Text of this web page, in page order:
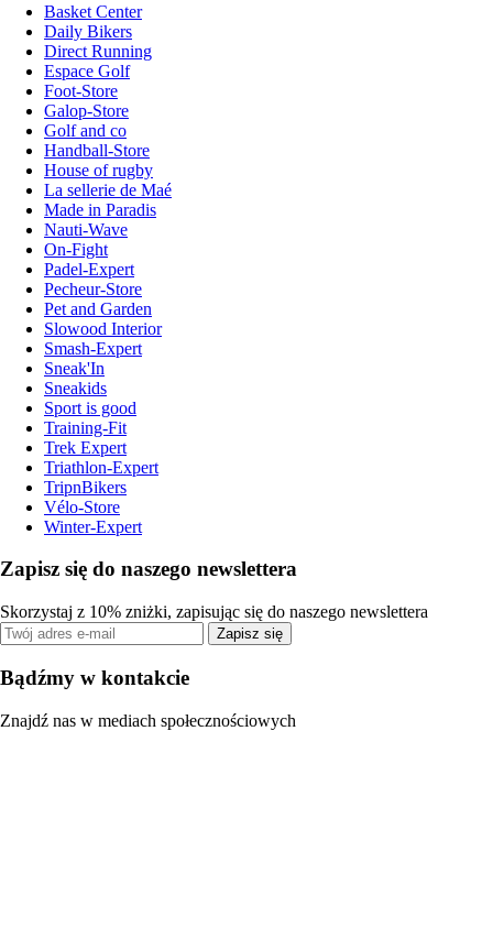
Basket Center
Daily Bikers
Direct Running
Espace Golf
Foot-Store
Galop-Store
Golf and co
Handball-Store
House of rugby
La sellerie de Maé
Made in Paradis
Nauti-Wave
On-Fight
Padel-Expert
Pecheur-Store
Pet and Garden
Slowood Interior
Smash-Expert
Sneak'In
Sneakids
Sport is good
Training-Fit
Trek Expert
Triathlon-Expert
TripnBikers
Vélo-Store
Winter-Expert
Zapisz się do naszego newslettera
Skorzystaj z 10% zniżki, zapisując się do naszego newslettera
Zapisz się
Bądźmy w kontakcie
Znajdź nas w mediach społecznościowych